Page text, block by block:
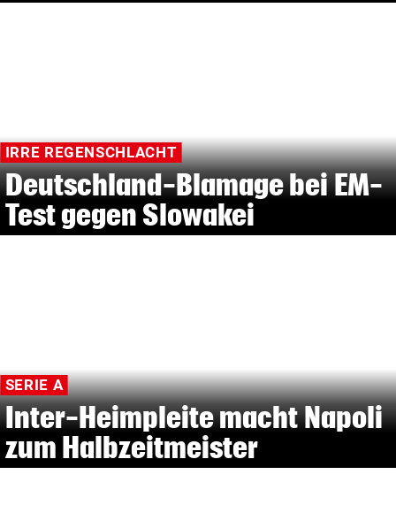
IRRE REGENSCHLACHT
Deutschland-Blamage bei EM-
Test gegen Slowakei
SERIE A
Inter-Heimpleite macht Napoli
zum Halbzeitmeister